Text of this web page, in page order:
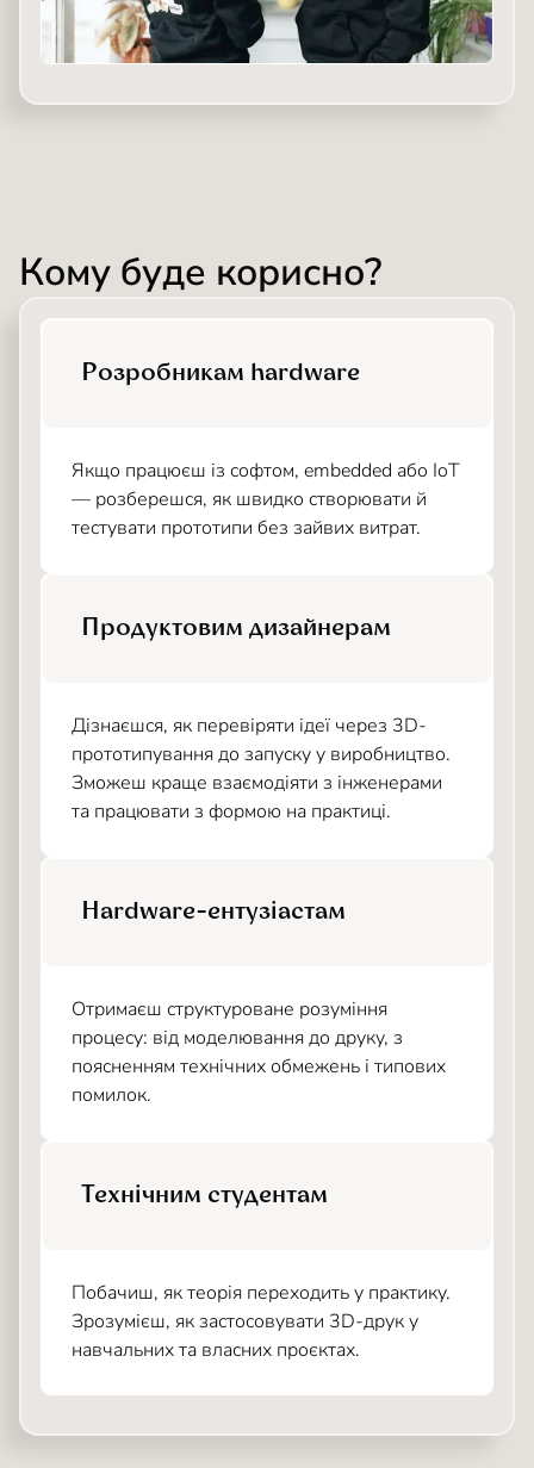
Кому буде корисно?
Розробникам hardware
Якщо працюєш із софтом, embedded або IoT
— розберешся, як швидко створювати й
тестувати прототипи без зайвих витрат.
Продуктовим дизайнерам
Дізнаєшся, як перевіряти ідеї через 3D-
прототипування до запуску у виробництво.
Зможеш краще взаємодіяти з інженерами
та працювати з формою на практиці.
Hardware-ентузіастам
Отримаєш структуроване розуміння
процесу: від моделювання до друку, з
поясненням технічних обмежень і типових
помилок.
Технічним студентам
Побачиш, як теорія переходить у практику.
Зрозумієш, як застосовувати 3D-друк у
навчальних та власних проєктах.